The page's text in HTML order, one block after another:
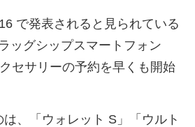
で発表されると見られている
ッグシップスマートフォン
セサリーの予約を早くも開始
、「ウォレット S」「ウルト